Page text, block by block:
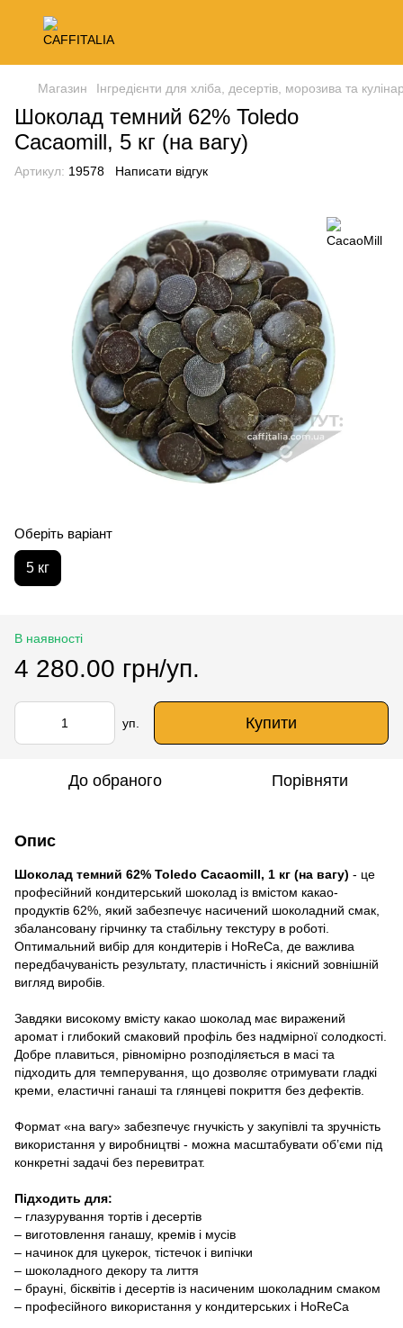
Магазин Інгредієнти для хліба, десертів, морозива та
Шоколад темний 62% Toledo
Cacaomill, 5 кг (на вагу)
Артикул: 19578 Написати відгук
Оберіть варіант
5 кг
В наявності
4 280.00 грн/уп.
уп. Купити
До обраного Порівняти
Опис
Шоколад темний 62% Toledo Cacaomill, 1 кг (на вагу) - це
професійний кондитерський шоколад із вмістом какао-
продуктів 62%, який забезпечує насичений шоколадний смак,
збалансовану гірчинку та стабільну текстуру в роботі.
Оптимальний вибір для кондитерів і HoReCa, де важлива
передбачуваність результату, пластичність і якісний зовнішній
вигляд виробів.
Завдяки високому вмісту какао шоколад має виражений
аромат і глибокий смаковий профіль без надмірної солодкості.
Добре плавиться, рівномірно розподіляється в масі та
підходить для темперування, що дозволяє отримувати гладкі
креми, еластичні ганаші та глянцеві покриття без дефектів.
Формат «на вагу» забезпечує гнучкість у закупівлі та зручність
використання у виробництві - можна масштабувати об’єми під
конкретні задачі без перевитрат.
Підходить для:
– глазурування тортів і десертів
– виготовлення ганашу, кремів і мусів
– начинок для цукерок, тістечок і випічки
– шоколадного декору та лиття
– брауні, бісквітів і десертів із насиченим шоколадним смаком
– професійного використання у кондитерських і HoReCa